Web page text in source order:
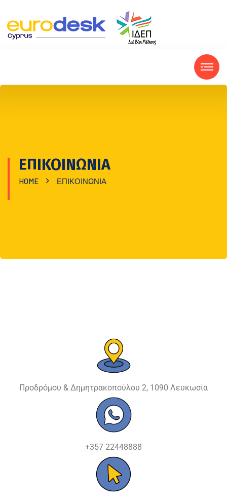
ΕΠΙΚΟΙΝΩΝΙΑ
HOME ΕΠΙΚΟΙΝΩΝΙΑ
Προδρόμου & Δημητρακοπούλου 2, 1090 Λευκωσία
+357 22448888